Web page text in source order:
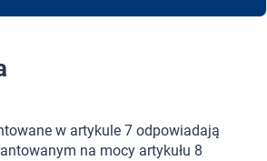
w artykule 7 odpowiadają
na mocy artykułu 8